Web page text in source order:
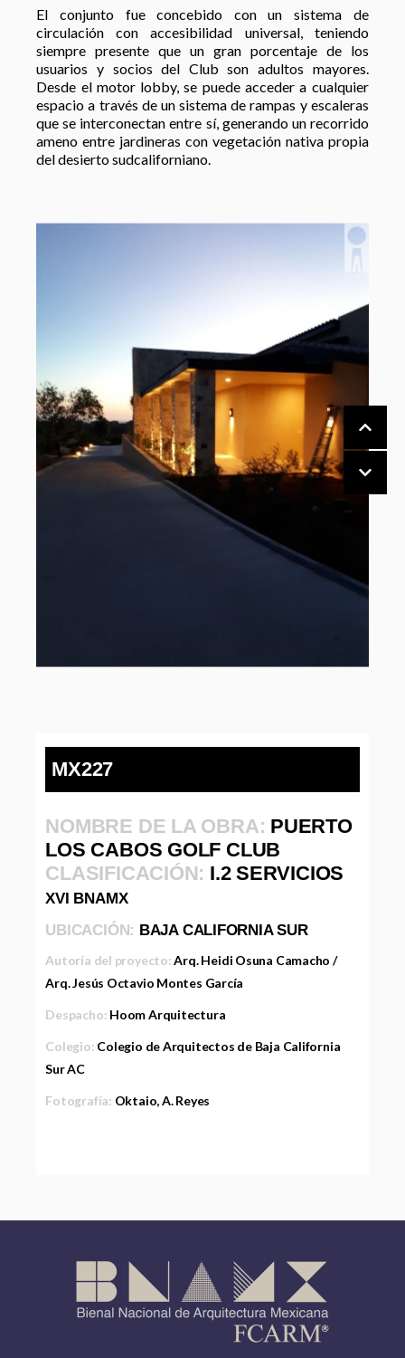
El conjunto fue concebido con un sistema de
circulación con accesibilidad universal, teniendo
siempre presente que un gran porcentaje de los
usuarios y socios del Club son adultos mayores.
Desde el motor lobby, se puede acceder a cualquier
espacio a través de un sistema de rampas y escaleras
que se interconectan entre sí, generando un recorrido
ameno entre jardineras con vegetación nativa propia
del desierto sudcaliforniano.
MX227
NOMBRE DE LA OBRA: PUERTO
LOS CABOS GOLF CLUB
CLASIFICACIÓN: I.2 SERVICIOS
XVI BNAMX
UBICACIÓN: BAJA CALIFORNIA SUR
Autoría del proyecto:Arq. Heidi Osuna Camacho /
Arq. Jesús Octavio Montes García
Despacho: Hoom Arquitectura
Colegio: Colegio de Arquitectos de Baja California
Sur AC
Fotografía: Oktaio, A. Reyes